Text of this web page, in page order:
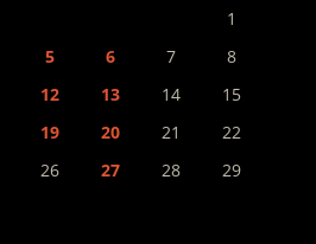
1
5 6 7
8
12 13 14
15
19 20 21
22
26 27 28
29